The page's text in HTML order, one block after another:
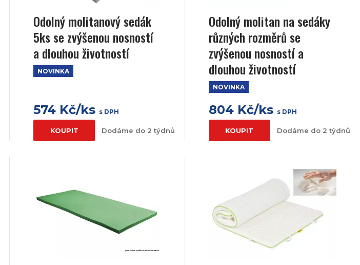
Odolný molitanový sedák
5ks se zvýšenou nosností
a dlouhou životností
NOVINKA
574 Kč/ks s DPH
KOUPIT Dodáme do 2 týdnů
Odolný molitan na sedáky
různých rozměrů se
zvýšenou nosností a
dlouhou životností
NOVINKA
804 Kč/ks s DPH
KOUPIT Dodáme do 2 týdnů